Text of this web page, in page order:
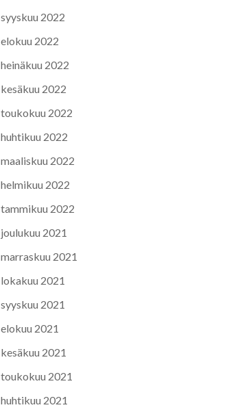
syyskuu 2022
elokuu 2022
heinäkuu 2022
kesäkuu 2022
toukokuu 2022
huhtikuu 2022
maaliskuu 2022
helmikuu 2022
tammikuu 2022
joulukuu 2021
marraskuu 2021
lokakuu 2021
syyskuu 2021
elokuu 2021
kesäkuu 2021
toukokuu 2021
huhtikuu 2021